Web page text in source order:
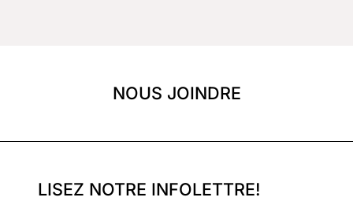
NOUS JOINDRE
LISEZ NOTRE INFOLETTRE!